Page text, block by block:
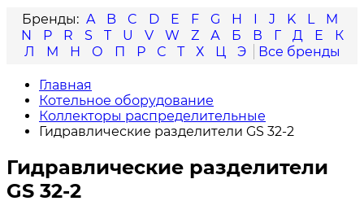
A
B C D E F G H I J K L
M
N
P R S T U V W Z А Б В Г Д Е
К
Л
М Н О П Р С Т Х Ц Э
Главная
Котельное оборудование
Коллекторы распределительные
Гидравлические разделители GS 32-2
Гидравлические разделители
GS 32-2